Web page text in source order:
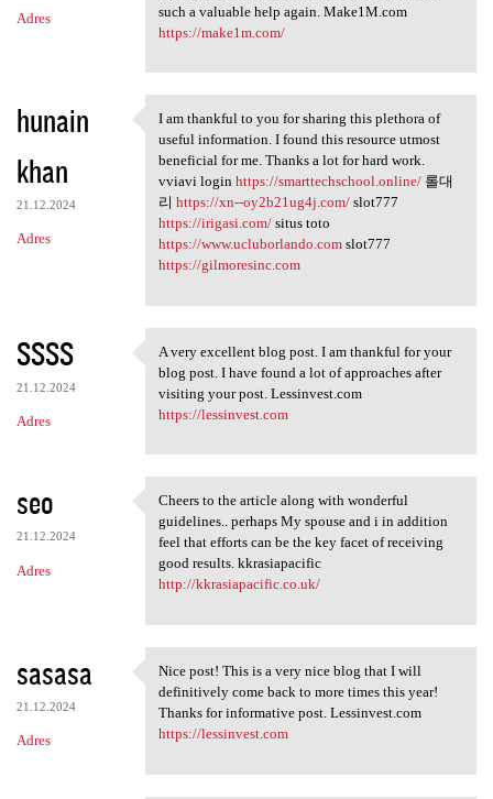
Adres
such a valuable help again. Make1M.com
https://make1m.com/
hunain
khan
21.12.2024
Adres
I am thankful to you for
I am thankful to you for sharing this plethora of
useful information. I found this resource utmost
beneficial for me. Thanks a lot for hard work.
vviavi login https://smarttechschool.online/롤대
리 https://xn--oy2b21ug4j.com/slot777
https://irigasi.com/situs toto
https://www.ucluborlando.comslot777
https://gilmoresinc.com
SSSS
21.12.2024
Adres
A very excellent blog post. I
A very excellent blog post. I am thankful for your
blog post. I have found a lot of approaches after
visiting your post. Lessinvest.com
https://lessinvest.com
seo
21.12.2024
Adres
Cheers to the article along
Cheers to the article along with wonderful
guidelines.. perhaps My spouse and i in addition
feel that efforts can be the key facet of receiving
good results. kkrasiapacific
http://kkrasiapacific.co.uk/
sasasa
21.12.2024
Adres
Nice post! This is a very
Nice post! This is a very nice blog that I will
definitively come back to more times this year!
Thanks for informative post. Lessinvest.com
https://lessinvest.com